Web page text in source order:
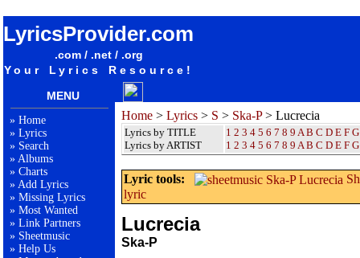
LyricsProvider.com
.com / .net / .org
Your Lyrics Resource!
MENU
» Home
» Lyrics
» Search
» Albums
» Charts
» Add Lyrics
» Missing Lyrics
» Most Wanted
» Link Partners
» Sheetmusic
» Help Us
Home > Lyrics > S > Ska-P> Lucrecia
Lyrics by TITLE
Lyrics by ARTIST
1 2 3 4 5 6 7 8 9 A B C D E F G
1 2 3 4 5 6 7 8 9 A B C D E F G
Lyric tools:
lyric
Lucrecia
Ska-P